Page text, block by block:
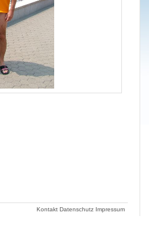
Kontakt Datenschutz Impressum